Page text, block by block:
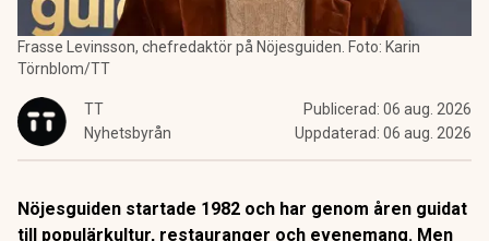
Frasse Levinsson, chefredaktör på Nöjesguiden. Foto: Karin
Törnblom/TT
TT
Nyhetsbyrån
Publicerad: 06 aug. 2026
Uppdaterad: 06 aug. 2026
Nöjesguiden startade 1982 och har genom åren guidat
till populärkultur, restauranger och evenemang. Men